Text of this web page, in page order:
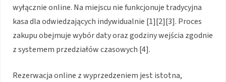
wyłącznie online. Na miejscu nie funkcjonuje tradycyjna
kasa dla odwiedzających indywidualnie [1][2][3]. Proces
zakupu obejmuje wybór daty oraz godziny wejścia zgodnie
z systemem przedziałów czasowych [4].
Rezerwacja online z wyprzedzeniem jest istotna,